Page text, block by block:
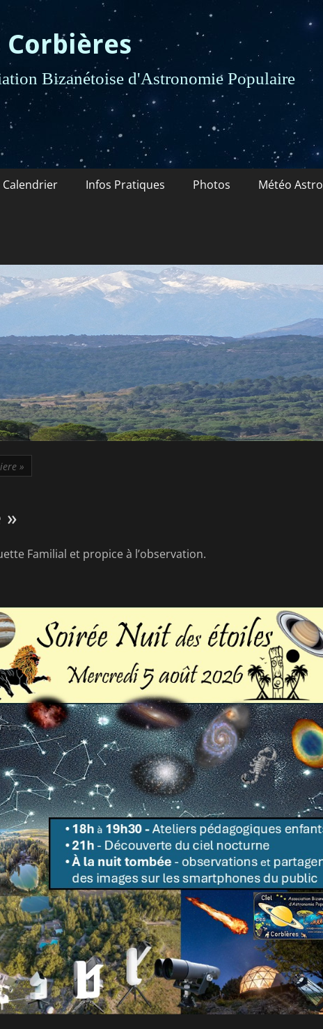
Corbières
Bizanétoise d'Astronomie Populaire
Calendrier Infos Pratiques Photos Météo Astro
»
»
Familial et propice à l’observation.